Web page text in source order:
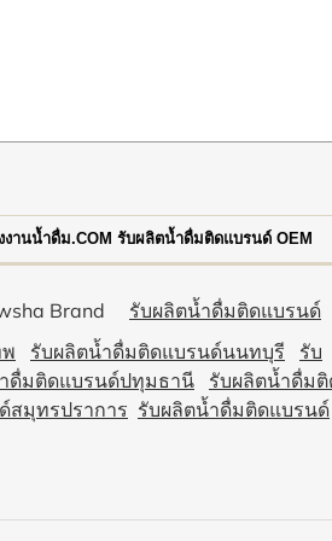
งานน้ำดื่ม.COM รับผลิตน้ำดื่มติดแบรนด์ OEM
รับผลิตน้ำดื่มติดแบรนด์
พ
รับผลิตน้ำดื่มติดแบรนด์นนทบุรี
รับ
ดื่มติดแบรนด์ปทุมธานี
รับผลิตน้ำดื่ม
สมุทรปราการ รับผลิตน้ำดื่มติดแบรนด์